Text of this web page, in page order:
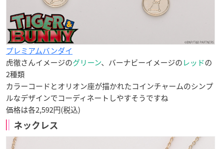
プレミアムバンダイ
虎徹さんイメージのグリーン、バーナビーイメージのレッドの
2種類
カラーコードとオリオン座が描かれたコインチャームのシンプ
ルなデザインでコーディネートしやすそうですね
価格は各2,592円(税込)
ネックレス